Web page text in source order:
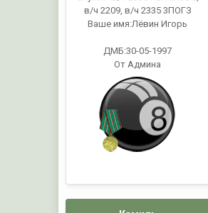
в/ч 2209, в/ч 2335 3ПОГЗ
Ваше имя:Лёвин Игорь
ДМБ:30-05-1997
От Админа